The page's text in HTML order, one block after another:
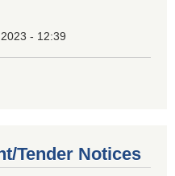
- 12:39
Tender Notices